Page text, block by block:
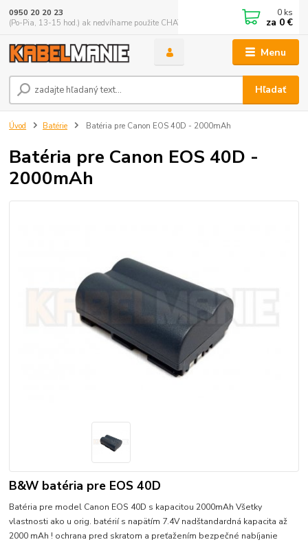
Menu
Hľadať
0950 20 20 23
(Po-Pia, 13-15 hod.) ak nedvíhame použite CHATBOX
0 ks
za 0 €
Úvod Batérie Batéria pre Canon EOS 40D - 2000mAh
Batéria pre Canon EOS 40D -
2000mAh
B&W batéria pre EOS 40D
Batéria pre model Canon EOS 40D s kapacitou 2000mAh Všetky
vlastnosti ako u orig. batérií s napätím 7.4V nadštandardná kapacita až
2000 mAh ! ochrana pred skratom a preťažením bezpečné nabíjanie